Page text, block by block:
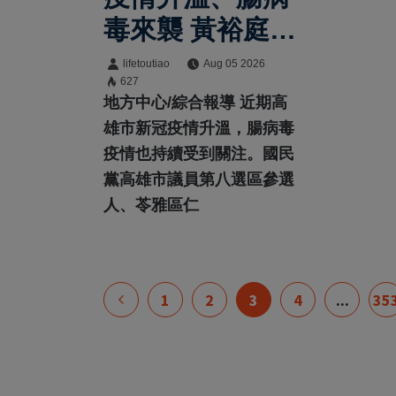
毒來襲 黃裕庭籲
前金新興苓雅鄉
親提高警覺守護
健康
lifetoutiao
Aug 05 2026
627
地方中心/綜合報導 近期高
雄市新冠疫情升溫，腸病毒
疫情也持續受到關注。國民
黨高雄市議員第八選區參選
人、苓雅區仁
1 2 3 4 ...